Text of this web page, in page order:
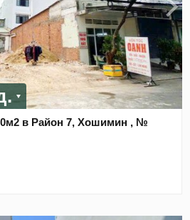
в Район 7, Хошимин , №